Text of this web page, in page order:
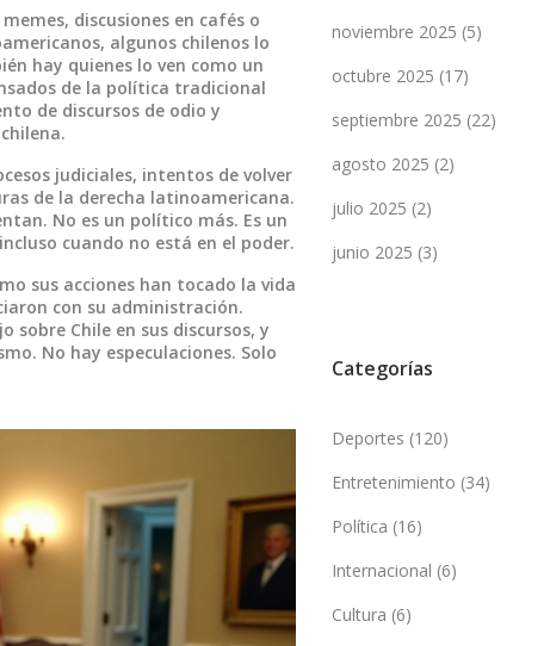
discusiones en cafés o
algunos chilenos lo
hay quienes lo ven como un
de la política tradicional
de discursos de odio y
judiciales, intentos de volver
de la derecha latinoamericana.
No es un político más. Es un
cuando no está en el poder.
sus acciones han tocado la vida
con su administración.
sobre Chile en sus discursos, y
No hay especulaciones. Solo
noviembre 2025 (5)
octubre 2025 (17)
septiembre 2025 (22)
agosto 2025 (2)
julio 2025 (2)
junio 2025 (3)
Categorías
Deportes (120)
Entretenimiento (34)
Política (16)
Internacional (6)
Cultura (6)